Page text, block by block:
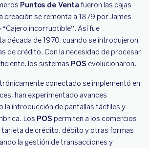
Puntos de Venta fueron las cajas
se remonta a 1879 por James
“Cajero incorruptible”. Así fue
década de 1970, cuando se introdujeron
de crédito. Con la necesidad de procesar
los sistemas POS evolucionaron.
conectado se implementó en
han experimentado avances
la introducción de pantallas táctiles y
Los POS permiten a los comercios
de crédito, débito y otras formas
la gestión de transacciones y